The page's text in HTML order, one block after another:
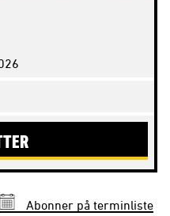
Abonner på terminliste